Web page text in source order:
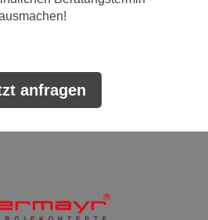
anfragen